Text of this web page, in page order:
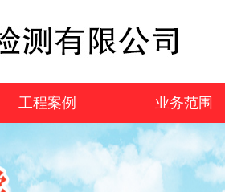
工程案例 业务范围